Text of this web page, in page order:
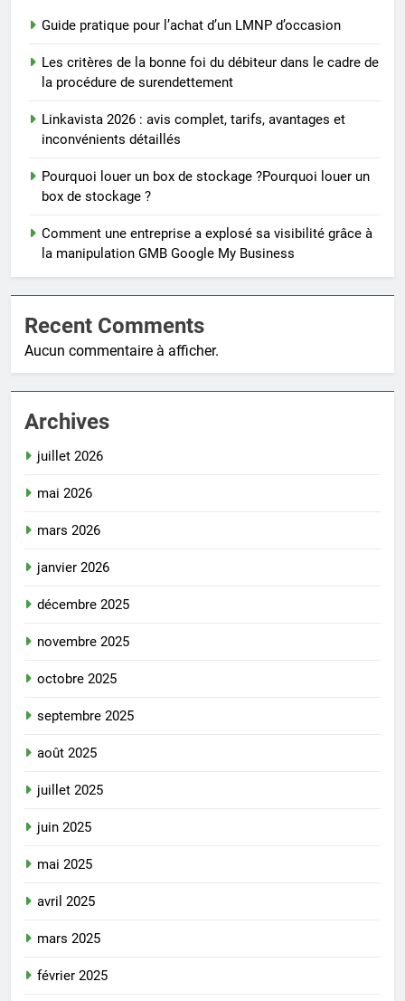
Guide pratique pour l’achat d’un LMNP d’occasion
Les critères de la bonne foi du débiteur dans le cadre de
la procédure de surendettement
Linkavista 2026 : avis complet, tarifs, avantages et
inconvénients détaillés
Pourquoi louer un box de stockage ?Pourquoi louer un
box de stockage ?
Comment une entreprise a explosé sa visibilité grâce à
la manipulation GMB Google My Business
Recent Comments
Aucun commentaire à afficher.
Archives
juillet 2026
mai 2026
mars 2026
janvier 2026
décembre 2025
novembre 2025
octobre 2025
septembre 2025
août 2025
juillet 2025
juin 2025
mai 2025
avril 2025
mars 2025
février 2025